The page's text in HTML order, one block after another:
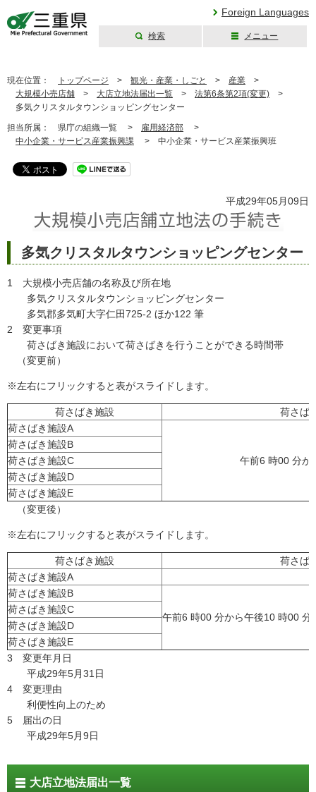
Foreign Languages
検索 メニュー
現在位置： トップページ > 観光・産業・しごと > 産業 >
大規模小売店舗 > 大店立地法届出一覧 > 法第6条第2項(変更) >
多気クリスタルタウンショッピングセンター
担当所属： 県庁の組織一覧 > 雇用経済部 >
中小企業・サービス産業振興課 > 中小企業・サービス産業振興班
平成29年05月09日
多気クリスタルタウンショッピングセンター
1 大規模小売店舗の名称及び所在地
多気クリスタルタウンショッピングセンター
多気郡多気町大字仁田725-2 ほか122 筆
2 変更事項
荷さばき施設において荷さばきを行うことができる時間帯
（変更前）
※左右にフリックすると表がスライドします。
荷さばき施設
荷さば
荷さばき施設A
午前6 時00 分か
荷さばき施設B
荷さばき施設C
荷さばき施設D
荷さばき施設E
（変更後）
※左右にフリックすると表がスライドします。
荷さばき施設
荷さば
荷さばき施設A
荷さばき施設B
午前6 時00 分から午後10 時00 分
荷さばき施設C
荷さばき施設D
荷さばき施設E
3 変更年月日
平成29年5月31日
4 変更理由
利便性向上のため
5 届出の日
平成29年5月9日
大店立地法届出一覧